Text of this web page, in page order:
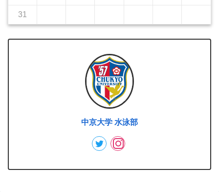
31
中京大学 水泳部